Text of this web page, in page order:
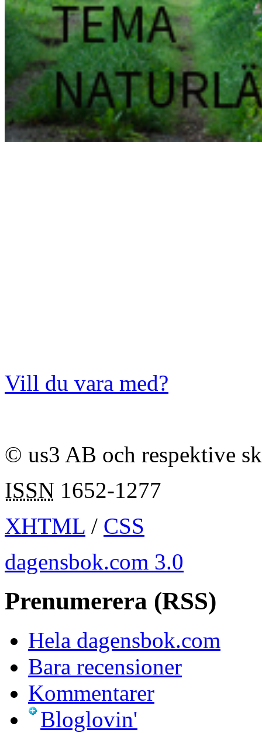
Vill du vara med?
© us3 AB och respektive
ISSN 1652-1277
XHTML / CSS
dagensbok.com 3.0
Prenumerera (RSS)
Hela dagensbok.com
Bara recensioner
Kommentarer
Bloglovin'